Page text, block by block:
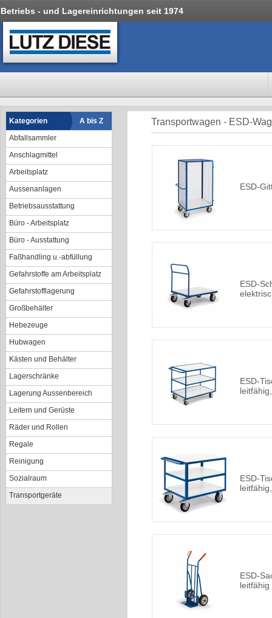
Betriebs - und Lagereinrichtungen seit 1974
Kategorien
A bis Z
Abfallsammler
Anschlagmittel
Arbeitsplatz
Aussenanlagen
Betriebsausstattung
Büro - Arbeitsplatz
Büro - Ausstattung
Faßhandling u.-abfüllung
Gefahrstoffe am Arbeitsplatz
Gefahrstofflagerung
Großbehälter
Hebezeuge
Hubwagen
Kästen und Behälter
Lagerschränke
Lagerung Aussenbereich
Leitern und Gerüste
Räder und Rollen
Regale
Reinigung
Sozialraum
Transportgeräte
Transportwagen - ESD-
ESD-
ESD-
ESD-
ESD-
ESD-
leitfähig